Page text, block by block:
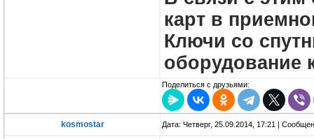
карт в
Ключи со
оборудование
Поделиться с друзьями:
kosmostar Дата: Четверг, 25.09.2014, 17:21 |